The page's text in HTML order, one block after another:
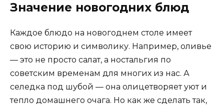
Значение новогодних блюд
Каждое блюдо на новогоднем столе имеет
свою историю и символику. Например, оливье
— это не просто салат, а ностальгия по
советским временам для многих из нас. А
селедка под шубой — она олицетворяет уют и
тепло домашнего очага. Но как же сделать так,